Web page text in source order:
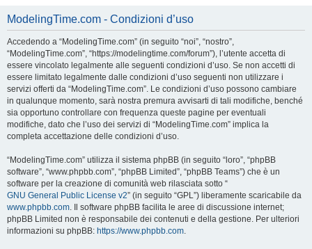
ModelingTime.com - Condizioni d’uso
Accedendo a “ModelingTime.com” (in seguito “noi”, “nostro”,
“ModelingTime.com”, “https://modelingtime.com/forum”), l’utente accetta di
essere vincolato legalmente alle seguenti condizioni d’uso. Se non accetti di
essere limitato legalmente dalle condizioni d’uso seguenti non utilizzare i
servizi offerti da “ModelingTime.com”. Le condizioni d’uso possono cambiare
in qualunque momento, sarà nostra premura avvisarti di tali modifiche, benché
sia opportuno controllare con frequenza queste pagine per eventuali
modifiche, dato che l’uso dei servizi di “ModelingTime.com” implica la
completa accettazione delle condizioni d’uso.
“ModelingTime.com” utilizza il sistema phpBB (in seguito “loro”, “phpBB
software”, “www.phpbb.com”, “phpBB Limited”, “phpBB Teams”) che è un
software per la creazione di comunità web rilasciata sotto “
GNU General Public License v2” (in seguito “GPL”) liberamente scaricabile da
www.phpbb.com. Il software phpBB facilita le aree di discussione internet;
phpBB Limited non è responsabile dei contenuti e della gestione. Per ulteriori
informazioni su phpBB: https://www.phpbb.com.